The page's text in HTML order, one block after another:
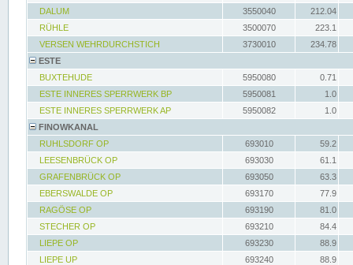
DALUM
3550040
212.04
RÜHLE
3500070
223.1
VERSEN WEHRDURCHSTICH
3730010
234.78
ESTE
BUXTEHUDE
5950080
0.71
ESTE INNERES SPERRWERK BP
5950081
1.0
ESTE INNERES SPERRWERK AP
5950082
1.0
FINOWKANAL
RUHLSDORF OP
693010
59.2
LEESENBRÜCK OP
693030
61.1
GRAFENBRÜCK OP
693050
63.3
EBERSWALDE OP
693170
77.9
RAGÖSE OP
693190
81.0
STECHER OP
693210
84.4
LIEPE OP
693230
88.9
LIEPE UP
693240
88.9